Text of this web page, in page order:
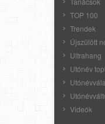
TOP 100
Trendek
Újszülött
Ultrahang
Utónév
Videók